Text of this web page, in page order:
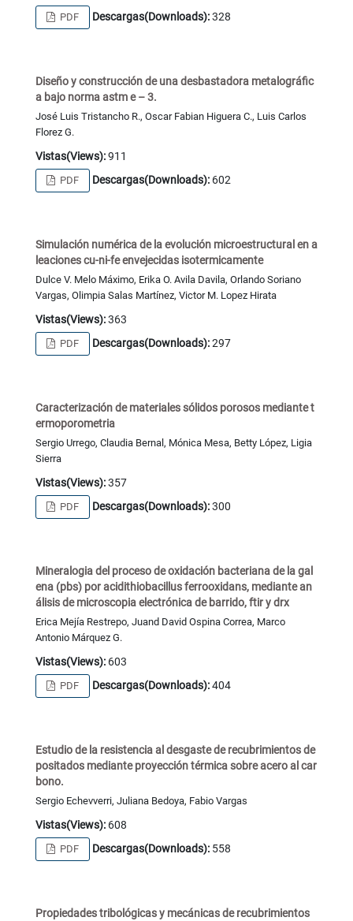
PDF Descargas(Downloads):328
Diseño y construcción de una desbastadora metalográfic
a bajo norma astm e – 3.
José Luis Tristancho R., Oscar Fabian Higuera C., Luis Carlos
Florez G.
Vistas(Views):911
PDF Descargas(Downloads): 602
Simulación numérica de la evolución microestructural en a
leaciones cu-ni-fe envejecidas isotermicamente
Dulce V. Melo Máximo, Erika O. Avila Davila, Orlando Soriano
Vargas, Olimpia Salas Martínez, Victor M. Lopez Hirata
Vistas(Views):363
PDF Descargas(Downloads):297
Caracterización de materiales sólidos porosos mediante t
ermoporometria
Sergio Urrego, Claudia Bernal, Mónica Mesa, Betty López, Ligia
Sierra
Vistas(Views):357
PDF Descargas(Downloads):300
Mineralogia del proceso de oxidación bacteriana de la gal
ena (pbs) por acidithiobacillus ferrooxidans, mediante an
álisis de microscopia electrónica de barrido, ftir y drx
Erica Mejía Restrepo, Juand David Ospina Correa, Marco
Antonio Márquez G.
Vistas(Views):603
PDF Descargas(Downloads):404
Estudio de la resistencia al desgaste de recubrimientos de
positados mediante proyección térmica sobre acero al car
bono.
Sergio Echevverri, Juliana Bedoya, Fabio Vargas
Vistas(Views):608
PDF Descargas(Downloads): 558
Propiedades tribológicas y mecánicas de recubrimientos